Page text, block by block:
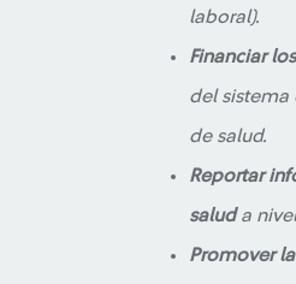
laboral).
Financiar
del sistema
de salud.
Reportar
saluda
Promover